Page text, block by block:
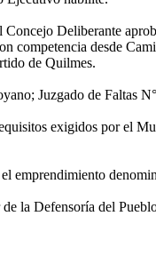
Deliberante
competencia desde
de Quilmes.
Juzgado de Faltas
exigidos por el
la Defensoría del